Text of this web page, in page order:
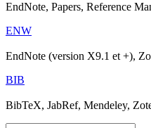
EndNote, Papers, Reference
ENW
EndNote (version X9.1 et +),
BIB
BibTeX, JabRef, Mendeley,